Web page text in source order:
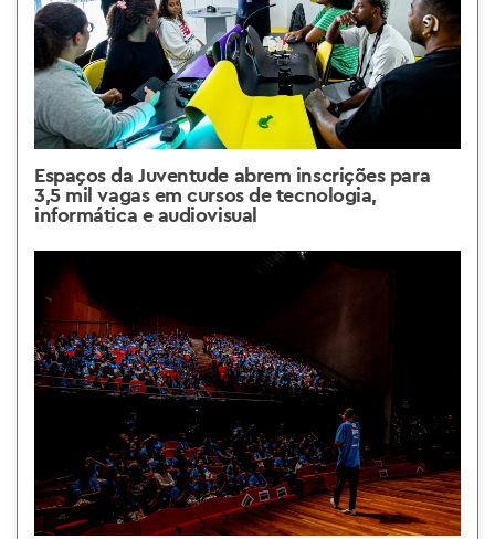
Espaços da Juventude abrem inscrições para
3,5 mil vagas em cursos de tecnologia,
informática e audiovisual